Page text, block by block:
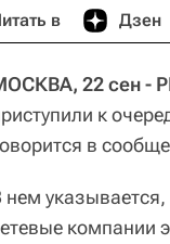
в Дзен
22 сен -
к
в
нем указывается,
компании